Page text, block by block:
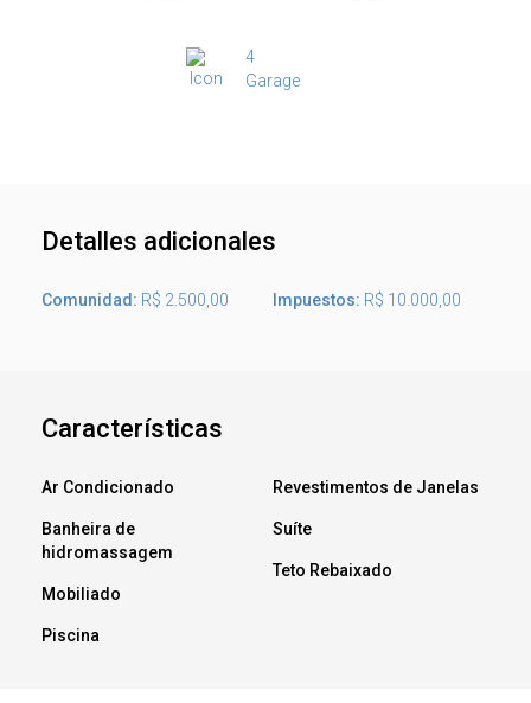
4
Garage
Detalles adicionales
Comunidad: R$ 2.500,00 Impuestos: R$ 10.000,00
Características
Ar Condicionado
Banheira de
hidromassagem
Mobiliado
Piscina
Revestimentos de Janelas
Suíte
Teto Rebaixado